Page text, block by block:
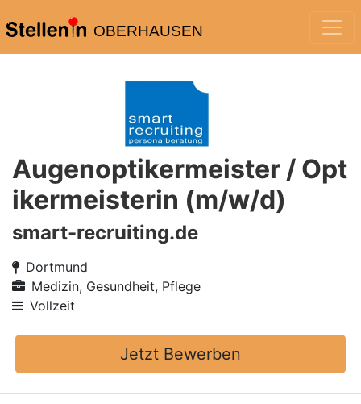
OBERHAUSEN
Augenoptikermeister / Opt
ikermeisterin (m/w/d)
smart-recruiting.de
Dortmund
Medizin, Gesundheit, Pflege
Vollzeit
Jetzt Bewerben